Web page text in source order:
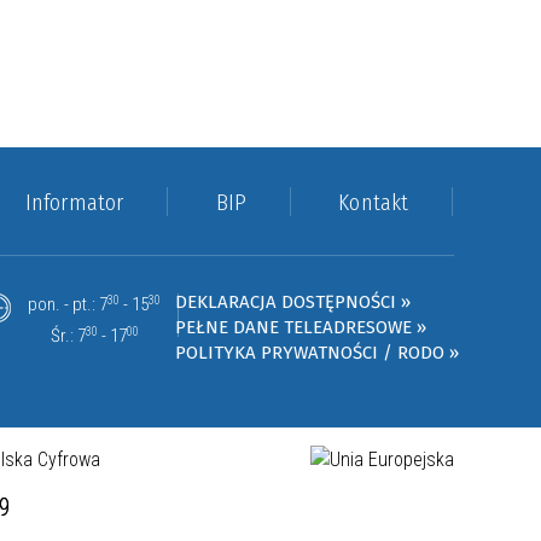
Informator BIP Kontakt
pon. - pt.: 730 - 1530
Śr.: 730 - 1700
DEKLARACJA DOSTĘPNOŚCI »
PEŁNE DANE TELEADRESOWE »
POLITYKA PRYWATNOŚCI / RODO »